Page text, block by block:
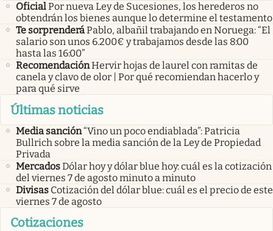
OficialPor nueva Ley de Sucesiones, los herederos no
obtendrán los bienes aunque lo determine el testamento
Te sorprenderáPablo, albañil trabajando en Noruega: “El
salario son unos 6.200€ y trabajamos desde las 8:00
hasta las 16:00”
RecomendaciónHervir hojas de laurel con ramitas de
canela y clavo de olor | Por qué recomiendan hacerlo y
para qué sirve
Últimas noticias
Media sanción“Vino un poco endiablada”: Patricia
Bullrich sobre la media sanción de la Ley de Propiedad
Privada
MercadosDólar hoy y dólar blue hoy: cuál es la cotización
del viernes 7 de agosto minuto a minuto
Divisas Cotización del dólar blue: cuál es el precio de este
viernes 7 de agosto
Cotizaciones